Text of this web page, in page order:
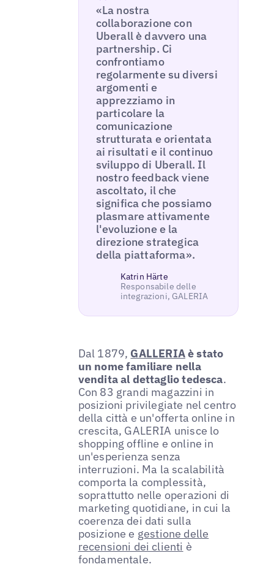
«La nostra
collaborazione con
Uberall è davvero una
partnership. Ci
confrontiamo
regolarmente su diversi
argomenti e
apprezziamo in
particolare la
comunicazione
strutturata e orientata
ai risultati e il continuo
sviluppo di Uberall. Il
nostro feedback viene
ascoltato, il che
significa che possiamo
plasmare attivamente
l'evoluzione e la
direzione strategica
della piattaforma».
Katrin Härte
Responsabile delle
integrazioni, GALERIA
Dal 1879, GALLERIAè stato
un nome familiare nella
vendita al dettaglio tedesca.
Con 83 grandi magazzini in
posizioni privilegiate nel centro
della città e un'offerta online in
crescita, GALERIA unisce lo
shopping offline e online in
un'esperienza senza
interruzioni. Ma la scalabilità
comporta la complessità,
soprattutto nelle operazioni di
marketing quotidiane, in cui la
coerenza dei dati sulla
posizione e gestione delle
recensioni dei clienti è
fondamentale.